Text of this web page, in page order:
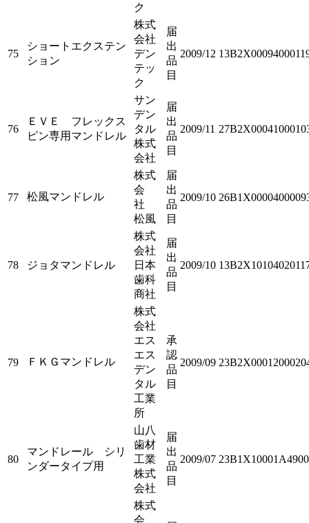
ク
75
ショートエクステン
ション
株式
会社
デン
テッ
ク
届
出
品
目
2009/12
76
ＥＶＥ フレックス
ピン専用マンドレル
サン
デン
タル
株式
会社
届
出
品
目
2009/11
77 松風マンドレル
株式
会
社
松風
届
出
品
目
2009/10
78 ジョタマンドレル
株式
会社
日本
歯科
商社
届
出
品
目
2009/10
79 ＦＫＧマンドレル
株式
会社
エス
エス
デン
タル
工業
所
承
認
品
目
2009/09
80
マンドレール シリ
ンダータイプ用
山八
歯材
工業
株式
会社
届
出
品
目
2009/07
株式
会